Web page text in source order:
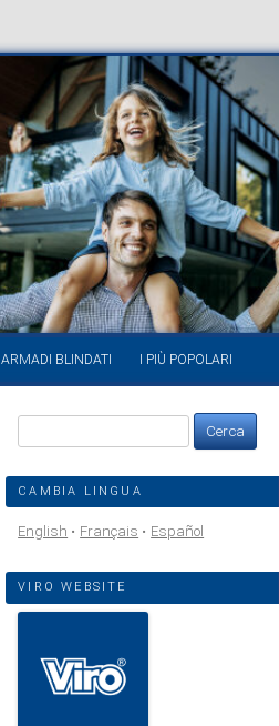
ARMADI BLINDATI I PIÙ POPOLARI
per:
CAMBIA LINGUA
English Français Español
VIRO WEBSITE